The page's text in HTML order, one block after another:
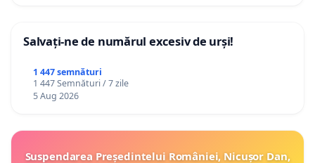
Salvați-ne de numărul excesiv de urși!
1 447 semnături
1 447 Semnături / 7 zile
5 Aug 2026
Suspendarea Președintelui României, Nicușor Dan,